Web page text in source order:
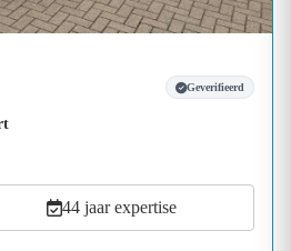
Geverifieerd
44 jaar expertise